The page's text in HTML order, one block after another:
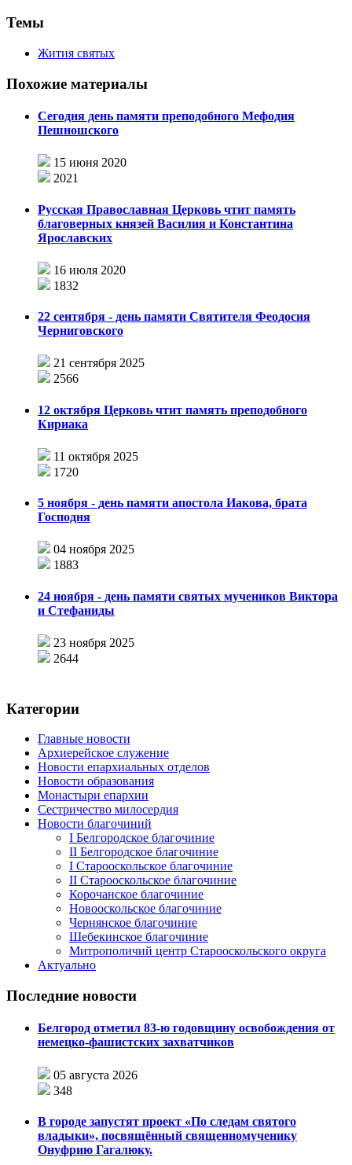
Темы
Жития святых
Похожие материалы
Сегодня день памяти преподобного Мефодия
Пешношского
15 июня 2020
2021
Русская Православная Церковь чтит память
благоверных князей Василия и Константина
Ярославских
16 июля 2020
1832
22 сентября - день памяти Святителя Феодосия
Черниговского
21 сентября 2025
2566
12 октября Церковь чтит память преподобного
Кириака
11 октября 2025
1720
5 ноября - день памяти апостола Иакова, брата
Господня
04 ноября 2025
1883
24 ноября - день памяти святых мучеников Виктора
и Стефаниды
23 ноября 2025
2644
Категории
Главные новости
Архиерейское служение
Новости епархиальных отделов
Новости образования
Монастыри епархии
Сестричество милосердия
Новости благочиний
I Белгородское благочиние
II Белгородское благочиние
I Старооскольское благочиние
II Старооскольское благочиние
Корочанское благочиние
Новооскольское благочиние
Чернянское благочиние
Шебекинское благочиние
Митрополичий центр Старооскольского округа
Актуально
Последние новости
Белгород отметил 83-ю годовщину освобождения от
немецко-фашистских захватчиков
05 августа 2026
348
В городе запустят проект «По следам святого
владыки», посвящённый священномученику
Онуфрию Гагалюку.